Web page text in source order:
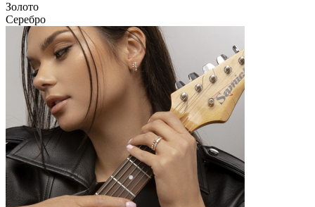
Золото
Серебро